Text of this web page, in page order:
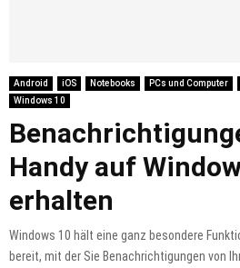
Android iOS Notebooks PCs und Computer
Windows 10
Handy auf
erhalten
Windows 10 hält eine ganz besondere
bereit, mit der Sie Benachrichtigungen von